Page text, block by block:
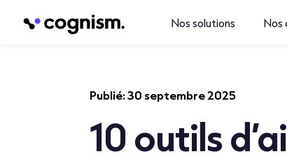
Nos solutions Nos
Publié:30 septembre 2025
10 outils